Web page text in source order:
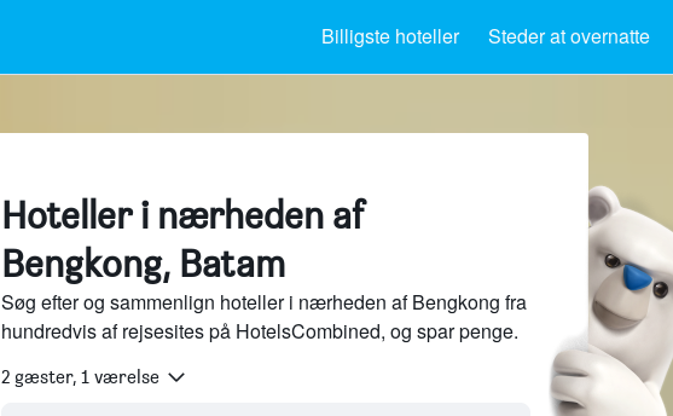
Billigste hoteller Steder at overnatte
Hoteller i nærheden af
Bengkong, Batam
Søg efter og sammenlign hoteller i nærheden af Bengkong fra
hundredvis af rejsesites på HotelsCombined, og spar penge.
2 gæster, 1 værelse